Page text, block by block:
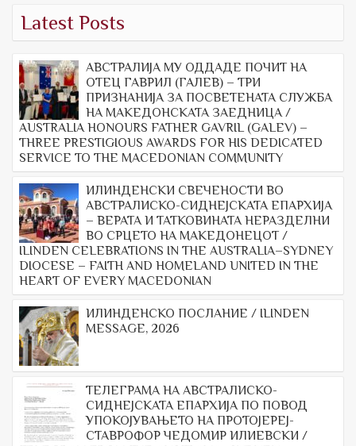
Latest Posts
АВСТРАЛИЈА МУ ОДДАДЕ ПОЧИТ НА
ОТЕЦ ГАВРИЛ (ГАЛЕВ) – ТРИ
ПРИЗНАНИЈА ЗА ПОСВЕТЕНАТА СЛУЖБА
НА МАКЕДОНСКАТА ЗАЕДНИЦА /
AUSTRALIA HONOURS FATHER GAVRIL (GALEV) –
THREE PRESTIGIOUS AWARDS FOR HIS DEDICATED
SERVICE TO THE MACEDONIAN COMMUNITY
ИЛИНДЕНСКИ СВЕЧЕНОСТИ ВО
АВСТРАЛИСКО-СИДНЕЈСКАТА ЕПАРХИЈА
– ВЕРАТА И ТАТКОВИНАТА НЕРАЗДЕЛНИ
ВО СРЦЕТО НА МАКЕДОНЕЦОТ /
ILINDEN CELEBRATIONS IN THE AUSTRALIA–SYDNEY
DIOCESE – FAITH AND HOMELAND UNITED IN THE
HEART OF EVERY MACEDONIAN
ИЛИНДЕНСКО ПОСЛАНИЕ / ILINDEN
MESSAGE, 2026
ТЕЛЕГРАМА НА АВСТРАЛИСКО-
СИДНЕЈСКАТА ЕПАРХИЈА ПО ПОВОД
УПОКОЈУВАЊЕТО НА ПРОТОЈЕРЕЈ-
СТАВРОФОР ЧЕДОМИР ИЛИЕВСКИ /